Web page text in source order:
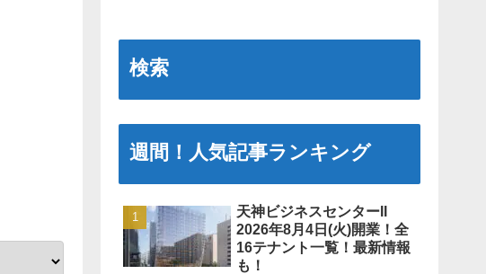
検索
週間！人気記事ランキング
天神ビジネスセンターII
2026年8月4日(火)開業！全
16テナント一覧！最新情報
も！